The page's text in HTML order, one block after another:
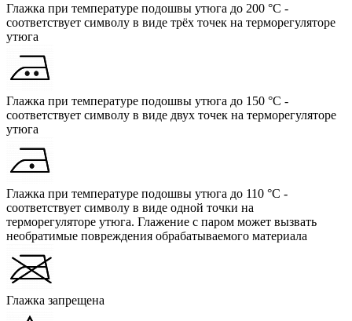
Глажка при температуре подошвы утюга до 200 °C -
соответствует символу в виде трёх точек на терморегуляторе
утюга
Глажка при температуре подошвы утюга до 150 °C -
соответствует символу в виде двух точек на терморегуляторе
утюга
Глажка при температуре подошвы утюга до 110 °C -
соответствует символу в виде одной точки на
терморегуляторе утюга. Глажение с паром может вызвать
необратимые повреждения обрабатываемого материала
Глажка запрещена